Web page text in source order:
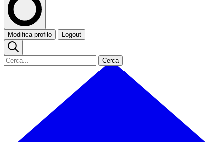
Modifica profilo Logout
Cerca